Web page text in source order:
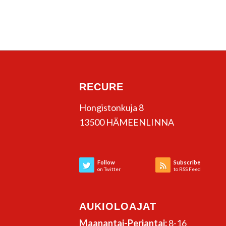
RECURE
Hongistonkuja 8
13500 HÄMEENLINNA
Follow
on Twitter
Subscribe
to RSS Feed
AUKIOLOAJAT
Maanantai-Perjantai:8-16